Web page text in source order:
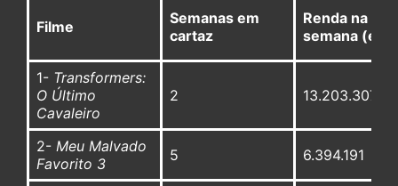
Filme
Semanas em
cartaz
Renda na
semana (em
1- Transformers:
O Último
Cavaleiro
2 13.203.307
2- Meu Malvado
Favorito 3
5 6.394.191